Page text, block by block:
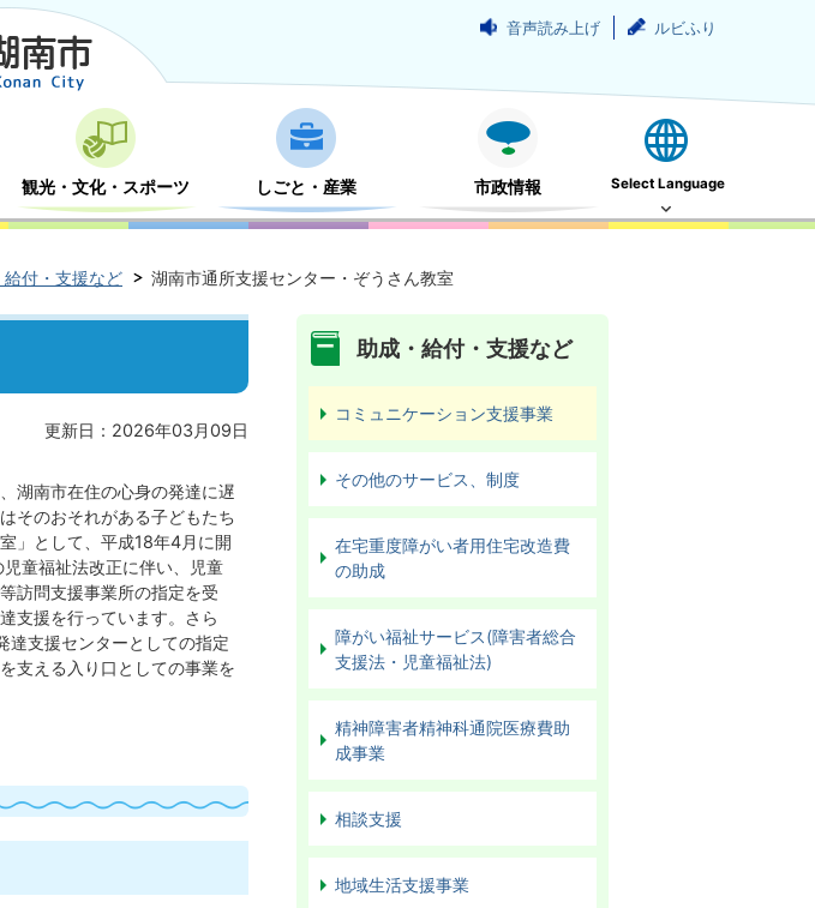
音声読み上げ ルビふり
観光・文化・スポーツ しごと・産業 市政情報 Select Language
給付・支援など 湖南市通所支援センター・ぞうさん教室
更新日：2026年03月09日
湖南市在住の心身の発達に遅
そのおそれがある子どもたち
」として、平成18年4月に開
童福祉法改正に伴い、児童
訪問支援事業所の指定を受
支援を行っています。さら
達支援センターとしての指定
支える入り口としての事業を
助成・給付・支援など
コミュニケーション支援事業
その他のサービス、制度
在宅重度障がい者用住宅改造費
の助成
障がい福祉サービス(障害者総合
支援法・児童福祉法)
精神障害者精神科通院医療費助
成事業
相談支援
地域生活支援事業